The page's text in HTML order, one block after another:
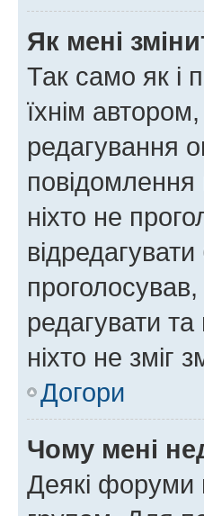
Як мені
Так само як і
їхнім
редагування
ніхто не
редагувати
ніхто не зміг
Догори
Чому мені
Деякі форуми